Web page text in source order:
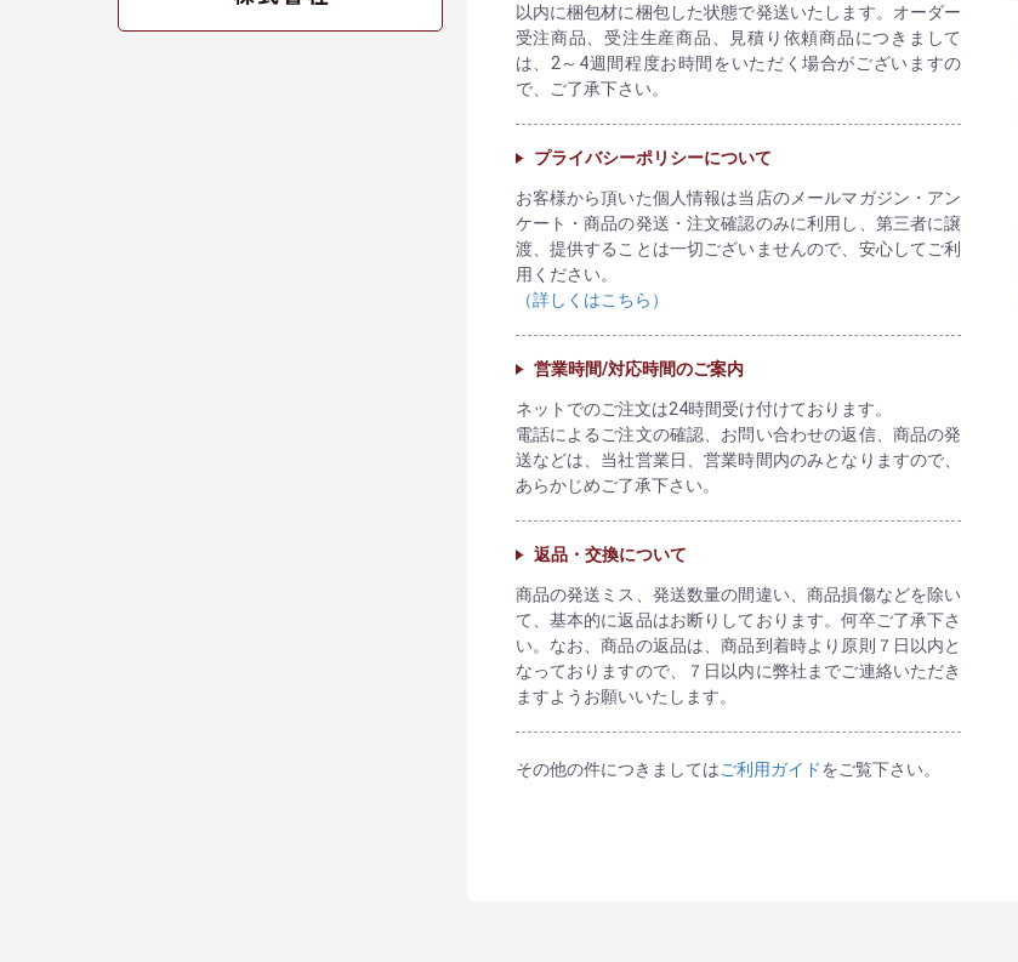
以内に梱包材に梱包した状態で発送いたします。オーダー
受注商品、受注生産商品、見積り依頼商品につきまして
は、2～4週間程度お時間をいただく場合がございますの
で、ご了承下さい。
プライバシーポリシーについて
お客様から頂いた個人情報は当店のメールマガジン・アン
ケート・商品の発送・注文確認のみに利用し、第三者に譲
渡、提供することは一切ございませんので、安心してご利
用ください。
（詳しくはこちら）
営業時間/対応時間のご案内
ネットでのご注文は24時間受け付けております。
電話によるご注文の確認、お問い合わせの返信、商品の発
送などは、当社営業日、営業時間内のみとなりますので、
あらかじめご了承下さい。
返品・交換について
商品の発送ミス、発送数量の間違い、商品損傷などを除い
て、基本的に返品はお断りしております。何卒ご了承下さ
い。なお、商品の返品は、商品到着時より原則７日以内と
なっておりますので、７日以内に弊社までご連絡いただき
ますようお願いいたします。
その他の件につきましてはご利用ガイドをご覧下さい。